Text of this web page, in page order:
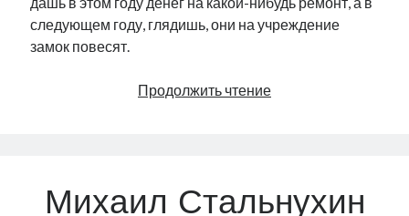
следующем году, глядишь, они на учреждение
замок повесят.
Продолжить чтение«Крышевые»
Михаил Стальнухин